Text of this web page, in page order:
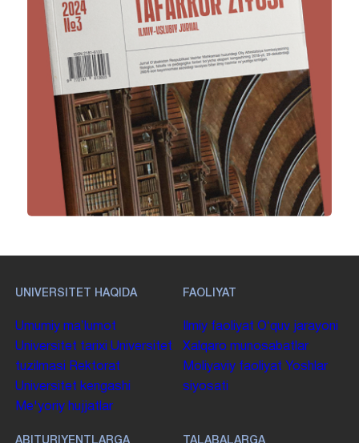
UNIVERSITET HAQIDA
Umumiy maʼlumot
Universitet tarixi Universitet
tuzilmasi
Rektorat
Universitet kengashi
Me'yoriy hujjatlar
FAOLIYAT
Ilmiy faoliyat Oʻquv jarayoni
Xalqaro munosabatlar
Moliyaviy faoliyat Yoshlar
siyosati